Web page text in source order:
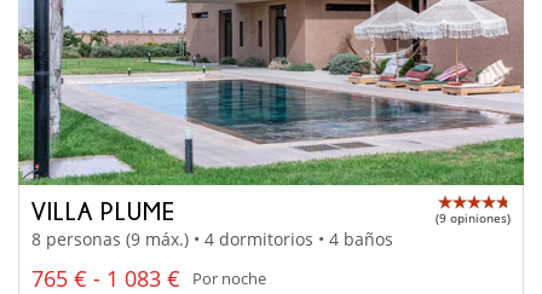
VILLA PLUME (9 opiniones)
8 personas (9 máx.) • 4 dormitorios • 4 baños
765 € - 1 083 €
Por noche